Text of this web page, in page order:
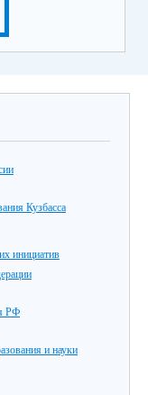
Кузбасса
инициатив
РФ
и науки